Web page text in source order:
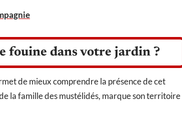
fouine dans votre jardin ?
de mieux comprendre la présence de cet
la famille des mustélidés, marque son territoire